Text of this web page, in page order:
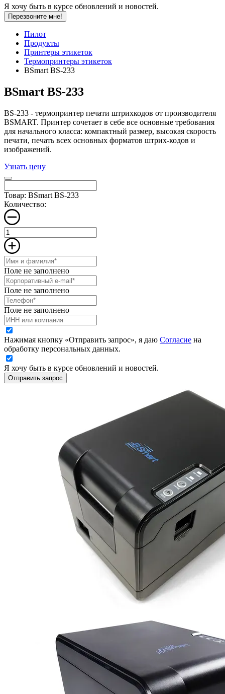
Я хочу быть в курсе обновлений и новостей.
Перезвоните мне!
Пилот
Продукты
Принтеры этикеток
Термопринтеры этикеток
BSmart BS-233
BSmart BS-233
BS-233 - термопринтер печати штрихкодов от производителя
BSMART. Принтер сочетает в себе все основные требования
для начального класса: компактный размер, высокая скорость
печати, печать всех основных форматов штрих-кодов и
изображений.
Узнать цену
Товар: BSmart BS-233
Количество:
Поле не заполнено
Поле не заполнено
Поле не заполнено
Нажимая кнопку «Отправить запрос», я даю Согласие на
обработку персональных данных.
Я хочу быть в курсе обновлений и новостей.
Отправить запрос